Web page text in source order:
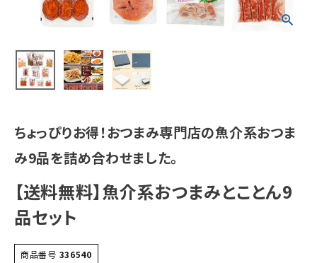
ちょっぴりお得！おつまみ専門店の魚介系おつま
み9品を詰め合わせました。
【送料無料】魚介系おつまみとことん9
品セット
商品番号 336540